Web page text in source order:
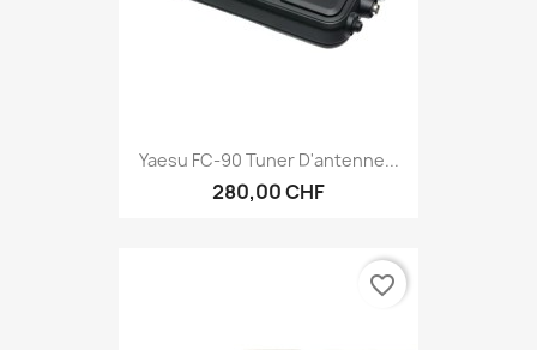
Yaesu FC-90 Tuner D'antenne...
280,00 CHF
favorite_border